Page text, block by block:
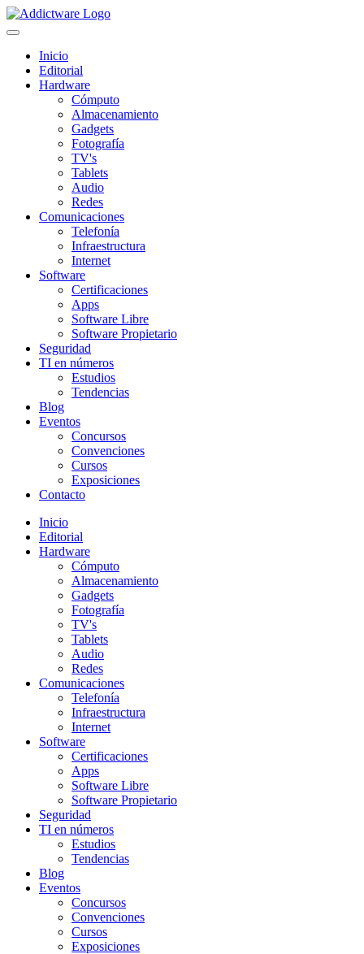
Inicio
Editorial
Hardware
Cómputo
Almacenamiento
Gadgets
Fotografía
TV's
Tablets
Audio
Redes
Comunicaciones
Telefonía
Infraestructura
Internet
Software
Certificaciones
Apps
Software Libre
Software Propietario
Seguridad
TI en números
Estudios
Tendencias
Blog
Eventos
Concursos
Convenciones
Cursos
Exposiciones
Contacto
Inicio
Editorial
Hardware
Cómputo
Almacenamiento
Gadgets
Fotografía
TV's
Tablets
Audio
Redes
Comunicaciones
Telefonía
Infraestructura
Internet
Software
Certificaciones
Apps
Software Libre
Software Propietario
Seguridad
TI en números
Estudios
Tendencias
Blog
Eventos
Concursos
Convenciones
Cursos
Exposiciones